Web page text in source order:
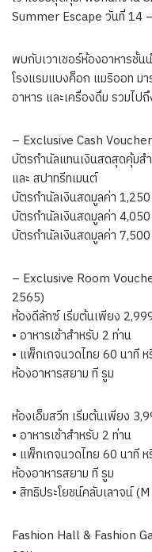
Summer Escape วันที่ 14
พบกับเวาเชอร์ห้องอาหารชั้
โรงแรมแบงค็อก แมริออท ม
อาหาร และเครื่องดื่ม รวมไป
– Exclusive Cash
บัตรกำนัลแทนเงินสดสุดคุ้มส
และ สปาทรีทเมนต์
บัตรกำนัลเงินสดมูลค่า
บัตรกำนัลเงินสดมูลค่า
บัตรกำนัลเงินสดมูลค่า
– Exclusive Room
2565)
ห้องดีลักซ์ เริ่มต้นเพียง
• อาหารเช้าสำหรับ 2 ท่าน
• แพ็กเกจนวดไทย 60 นาที
ห้องอาหารสยาม ที รูม
ห้องเอ็มสวีท เริ่มต้นเพียง
• อาหารเช้าสำหรับ 2 ท่าน
• แพ็กเกจนวดไทย 60 นาที
ห้องอาหารสยาม ที รูม
• สิทธิประโยชน์คลับเลาจน์
Fashion Hall & Fashion